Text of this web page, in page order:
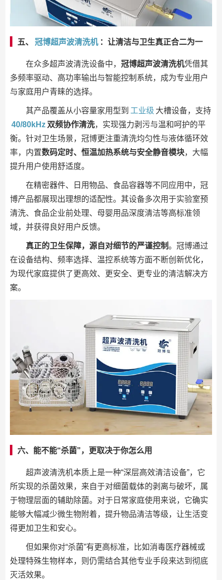
五、 冠博超声波清洗机 ：让清洁与卫生真正合二为一
在众多超声波清洗设备中， 冠博超声波清洗机凭借其
多频率驱动、高功率输出与智能控制系统，成为专业用户
与家庭用户青睐的选择。
其产品覆盖从小容量家用型到 工业级 大槽设备，支持
40/80kHz 双频协作清洗，实现强力剥污与温和呵护的平
衡。针对卫生场景，冠博更注重清洗均匀性与液体循环效
率，内置数码定时、恒温加热系统与安全静音模块，大幅
提升用户使用舒适度。
在精密器件、日用物品、食品容器等不同应用中，冠
博产品都展现出理想的适配性。其设备多次用于实验室预
清洗、食品企业前处理、母婴用品深度清洁等高标准领
域，并获得良好用户反馈。
真正的卫生保障，源自对细节的严谨控制。冠博通过
在设备结构、频率选择、温控系统等方面不断创新优化，
为现代家庭提供了更高效、更安全、更专业的清洁解决方
案。
六、能不能“杀菌”，更取决于你怎么用
超声波清洗机本质上是一种“深层高效清洁设备”，它
所实现的杀菌效果，来自于对细菌载体的剥离与破坏，属
于物理层面的辅助除菌。对于日常家庭使用来说，它确实
能够大幅减少微生物附着，提升物品清洁等级，让生活变
得更加卫生和安心。
但如果你对“杀菌”有更高标准，比如消毒医疗器械或
处理特殊生物样本，则仍需结合其他专业手段来达到彻底
灭活效果。